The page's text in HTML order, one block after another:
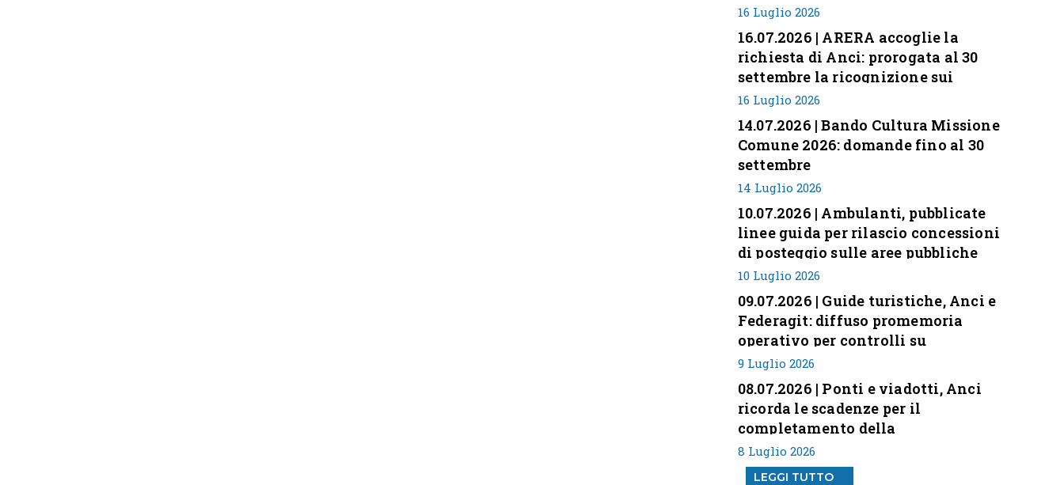
16 Luglio 2026
16.07.2026 | ARERA accoglie la
richiesta di Anci: prorogata al 30
settembre la ricognizione sui
corrispettivi
16 Luglio 2026
14.07.2026 | Bando Cultura Missione
Comune 2026: domande fino al 30
settembre
14 Luglio 2026
10.07.2026 | Ambulanti, pubblicate
linee guida per rilascio concessioni
di posteggio sulle aree pubbliche
10 Luglio 2026
09.07.2026 | Guide turistiche, Anci e
Federagit: diffuso promemoria
operativo per controlli su
professione
9 Luglio 2026
08.07.2026 | Ponti e viadotti, Anci
ricorda le scadenze per il
completamento della
classificazione del rischio
8 Luglio 2026
LEGGI TUTTO